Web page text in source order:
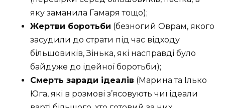
яку заманила Гамаря тощо);
Жертви боротьби (безногий Оврам, якого
засудили до страти під час відходу
більшовиків, Зінька, які насправді було
байдуже до ідейної боротьби);
Смерть заради ідеалів (Марина та Ілько
Юга, які в розмові з’ясовують чиї ідеали